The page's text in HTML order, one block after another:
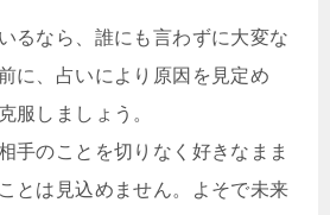
るなら、誰にも言わずに大変な
に、占いにより原因を見定め
服しましょう。
手のことを切りなく好きなまま
とは見込めません。よそで未来